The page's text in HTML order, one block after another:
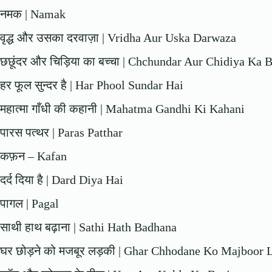
नमक | Namak
वृद्ध और उसका दरवाज़ा | Vridha Aur Uska Darwaza
छछूंदर और चिड़िया का बच्चा | Chchundar Aur Chidiya Ka
हर फूल सुन्दर है | Har Phool Sundar Hai
महात्मा गाँधी की कहानी | Mahatma Gandhi Ki Kahani
पारस पत्थर | Paras Patthar
कफ़न – Kafan
दर्द दिया है | Dard Diya Hai
पागल | Pagal
साथी हाथ बढ़ाना | Sathi Hath Badhana
घर छोड़ने को मजबूर लड़की | Ghar Chhodane Ko Majboor